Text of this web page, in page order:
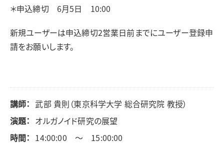
＊申込締切 6月5日 10:00
新規ユーザーは申込締切2営業日前までにユーザー登録申
請をお願いします。
講師： 武部 貴則（東京科学大学 総合研究院 教授）
演題： オルガノイド研究の展望
時間： 14:00:00 ～ 15:00:00